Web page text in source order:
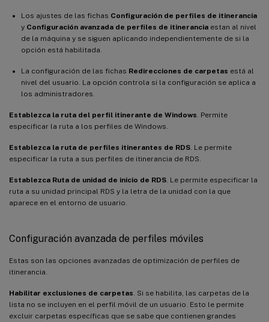
Los ajustes de las fichas Configuración de perfiles de itinerancia
y Configuración avanzada de perfiles de itinerancia estan al nivel
de la máquina y se siguen aplicando independientemente de si la
opción está habilitada.
La configuración de las fichas Redirecciones de carpetas está al
nivel del usuario. La opción controla si la configuración se aplica a
los administradores.
Establezca la ruta del perfil itinerante de Windows . Permite
especificar la ruta a los perfiles de Windows.
Establezca la ruta de perfiles itinerantes de RDS . Le permite
especificar la ruta a sus perfiles de itinerancia de RDS.
Establezca Ruta de unidad de inicio de RDS . Le permite especificar la
ruta a su unidad principal RDS y la letra de la unidad con la que
aparece en el entorno de usuario.
Configuración avanzada de perfiles móviles
Estas son las opciones avanzadas de optimización de perfiles de
itinerancia.
Habilitar exclusiones de carpetas . Si se habilita, las carpetas de la
lista no se incluyen en el perfil móvil de un usuario. Esto le permite
excluir carpetas específicas que se sabe que contienen grandes